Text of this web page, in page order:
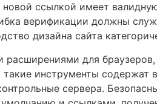
ссылкой имеет
верификации должны
дизайна сайта
расширениями для
инструменты содержат
сервера.